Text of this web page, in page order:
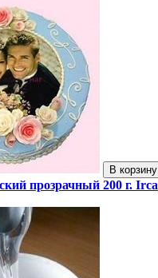
В корзину
прозрачный 200 г. Irca